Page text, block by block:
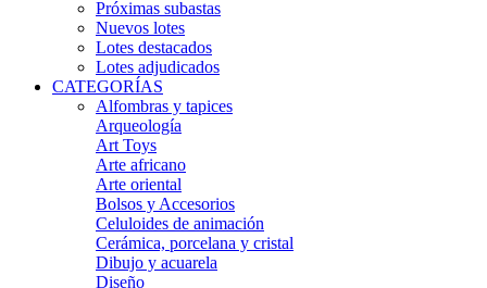
Próximas subastas
Nuevos lotes
Lotes destacados
Lotes adjudicados
CATEGORÍAS
Alfombras y tapices
Arqueología
Art Toys
Arte africano
Arte oriental
Bolsos y Accesorios
Celuloides de animación
Cerámica, porcelana y cristal
Dibujo y acuarela
Diseño